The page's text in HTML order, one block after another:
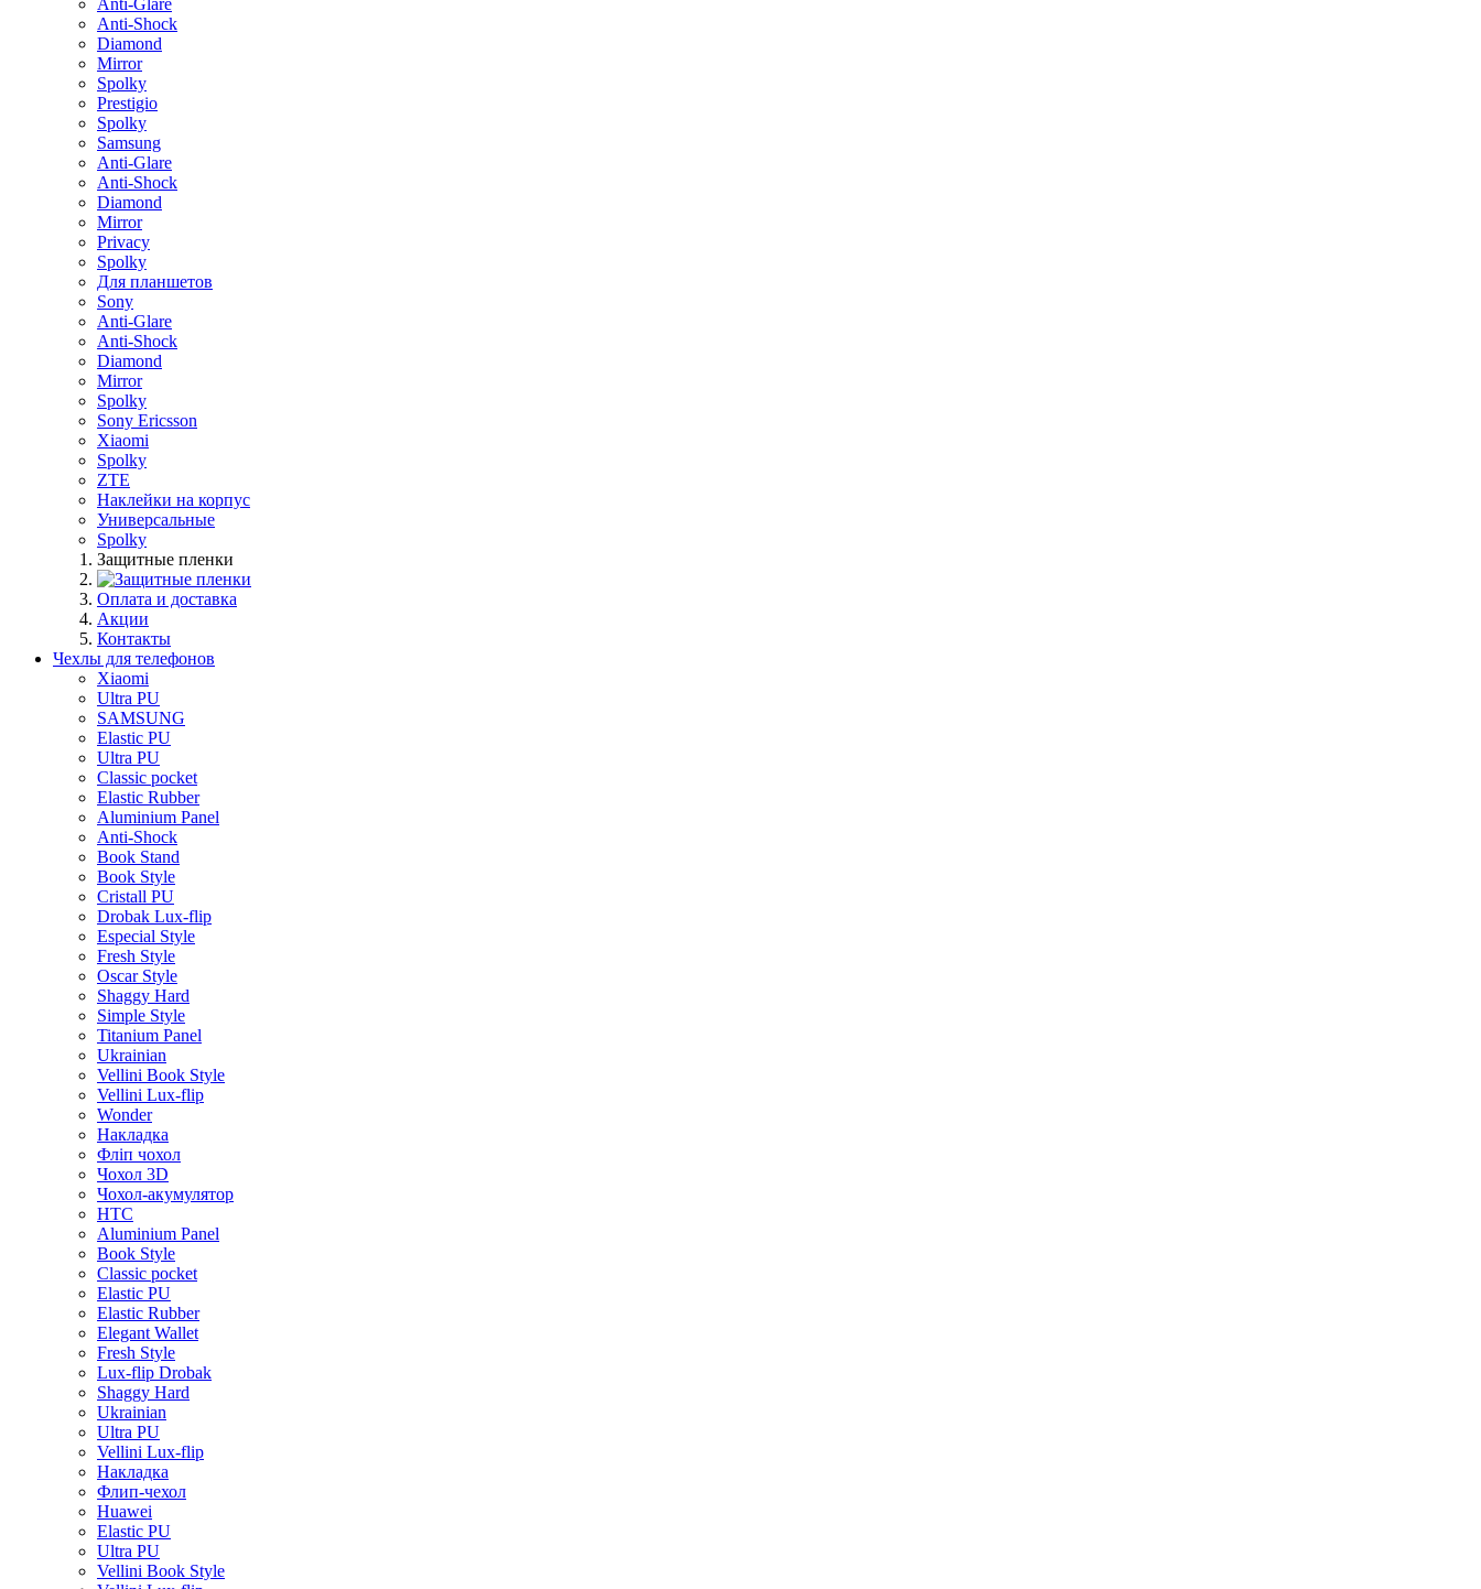
Anti-Glare
Anti-Shock
Diamond
Mirror
Spolky
Prestigio
Spolky
Samsung
Anti-Glare
Anti-Shock
Diamond
Mirror
Privacy
Spolky
Для планшетов
Sony
Anti-Glare
Anti-Shock
Diamond
Mirror
Spolky
Sony Ericsson
Xiaomi
Spolky
ZTE
Наклейки на корпус
Универсальные
Spolky
Защитные пленки
Оплата и доставка
Акции
Контакты
Чехлы для телефонов
Xiaomi
Ultra PU
SAMSUNG
Elastic PU
Ultra PU
Classic pocket
Elastic Rubber
Aluminium Panel
Anti-Shock
Book Stand
Book Style
Cristall PU
Drobak Lux-flip
Especial Style
Fresh Style
Oscar Style
Shaggy Hard
Simple Style
Titanium Panel
Ukrainian
Vellini Book Style
Vellini Lux-flip
Wonder
Накладка
Фліп чохол
Чохол 3D
Чохол-акумулятор
HTC
Aluminium Panel
Book Style
Classic pocket
Elastic PU
Elastic Rubber
Elegant Wallet
Fresh Style
Lux-flip Drobak
Shaggy Hard
Ukrainian
Ultra PU
Vellini Lux-flip
Накладка
Флип-чехол
Huawei
Elastic PU
Ultra PU
Vellini Book Style